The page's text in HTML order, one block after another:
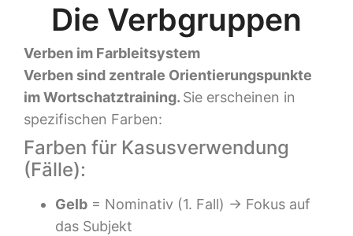
Die Verbgruppen
Verben im Farbleitsystem
Verben sind zentrale Orientierungspunkte
im Wortschatztraining. Sie erscheinen in
spezifischen Farben:
Farben für Kasusverwendung
(Fälle):
Gelb = Nominativ (1. Fall) → Fokus auf
das Subjekt